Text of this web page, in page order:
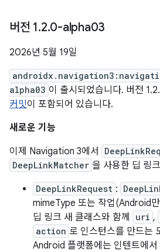
버전 1.2.0-alpha03
2026년 5월 19일
alpha03 이 출시되었습니다. 버전
커밋이 포함되어 있습니다.
새로운 기능
이제 Navigation 3에서
DeepLinkMatcher 을 사용한 딥 링
DeepLinkRequest :
mimeType 또는 작업(Android
딥 링크 새 클래스와 함께
uri ,
action 로 인스턴스를 만드는
Android 플랫폼에는 인텐트에서